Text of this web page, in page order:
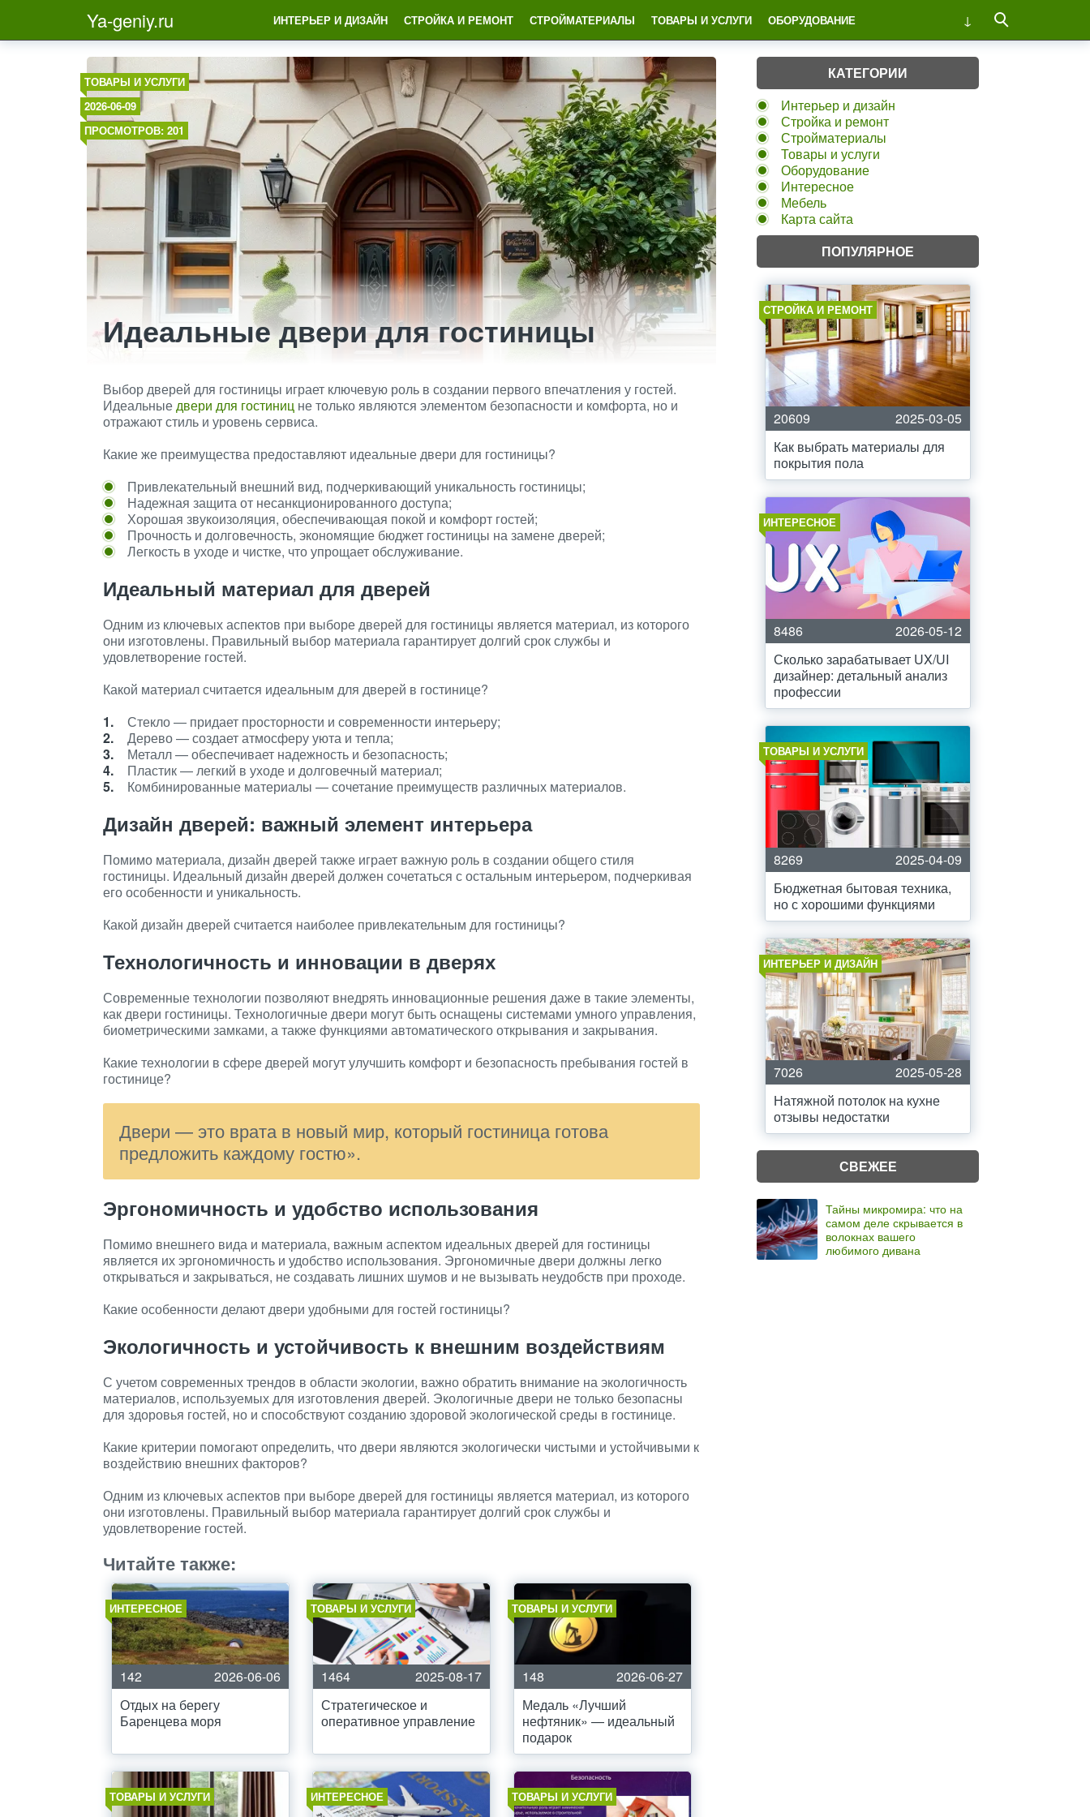
Ya-geniy.ru ИНТЕРЬЕР И ДИЗАЙН СТРОЙКА И РЕМОНТ СТРОЙМАТЕРИАЛЫ ТОВАРЫ И УСЛУГИ ОБОРУДОВАНИЕ
ТОВАРЫ И УСЛУГИ
2026-06-09
ПРОСМОТРОВ: 201
Идеальные двери для гостиницы
Выбор дверей для гостиницы играет ключевую роль в создании первого впечатления у гостей.
Идеальныедвери для гостиниц не только являются элементом безопасности и комфорта, но и
отражают стиль и уровень сервиса.
Какие же преимущества предоставляют идеальные двери для гостиницы?
Привлекательный внешний вид, подчеркивающий уникальность гостиницы;
Надежная защита от несанкционированного доступа;
Хорошая звукоизоляция, обеспечивающая покой и комфорт гостей;
Прочность и долговечность, экономящие бюджет гостиницы на замене дверей;
Легкость в уходе и чистке, что упрощает обслуживание.
Идеальный материал для дверей
Одним из ключевых аспектов при выборе дверей для гостиницы является материал, из которого
они изготовлены. Правильный выбор материала гарантирует долгий срок службы и
удовлетворение гостей.
Какой материал считается идеальным для дверей в гостинице?
Стекло — придает просторности и современности интерьеру;
Дерево — создает атмосферу уюта и тепла;
Металл — обеспечивает надежность и безопасность;
Пластик — легкий в уходе и долговечный материал;
Комбинированные материалы — сочетание преимуществ различных материалов.
Дизайн дверей: важный элемент интерьера
Помимо материала, дизайн дверей также играет важную роль в создании общего стиля
гостиницы. Идеальный дизайн дверей должен сочетаться с остальным интерьером, подчеркивая
его особенности и уникальность.
Какой дизайн дверей считается наиболее привлекательным для гостиницы?
Технологичность и инновации в дверях
Современные технологии позволяют внедрять инновационные решения даже в такие элементы,
как двери гостиницы. Технологичные двери могут быть оснащены системами умного управления,
биометрическими замками, а также функциями автоматического открывания и закрывания.
Какие технологии в сфере дверей могут улучшить комфорт и безопасность пребывания гостей в
гостинице?
Двери — это врата в новый мир, который гостиница готова
предложить каждому гостю».
Эргономичность и удобство использования
Помимо внешнего вида и материала, важным аспектом идеальных дверей для гостиницы
является их эргономичность и удобство использования. Эргономичные двери должны легко
открываться и закрываться, не создавать лишних шумов и не вызывать неудобств при проходе.
Какие особенности делают двери удобными для гостей гостиницы?
Экологичность и устойчивость к внешним воздействиям
С учетом современных трендов в области экологии, важно обратить внимание на экологичность
материалов, используемых для изготовления дверей. Экологичные двери не только безопасны
для здоровья гостей, но и способствуют созданию здоровой экологической среды в гостинице.
Какие критерии помогают определить, что двери являются экологически чистыми и устойчивыми к
воздействию внешних факторов?
Одним из ключевых аспектов при выборе дверей для гостиницы является материал, из которого
они изготовлены. Правильный выбор материала гарантирует долгий срок службы и
удовлетворение гостей.
Читайте также:
ИНТЕРЕСНОЕ
142
2026-06-06
Отдых на берегу
Баренцева моря
ТОВАРЫ И УСЛУГИ
1464
2025-08-17
Стратегическое и
оперативное управление
ТОВАРЫ И УСЛУГИ
148
2026-06-27
Медаль «Лучший
нефтяник» — идеальный
подарок
ТОВАРЫ И УСЛУГИ ИНТЕРЕСНОЕ ТОВАРЫ И УСЛУГИ
КАТЕГОРИИ
Интерьер и дизайн
Стройка и ремонт
Стройматериалы
Товары и услуги
Оборудование
Интересное
Мебель
Карта сайта
ПОПУЛЯРНОЕ
СТРОЙКА И РЕМОНТ
20609
2025-03-05
Как выбрать материалы для
покрытия пола
ИНТЕРЕСНОЕ
8486
2026-05-12
Сколько зарабатывает UX/UI
дизайнер: детальный анализ
профессии
ТОВАРЫ И УСЛУГИ
8269
2025-04-09
Бюджетная бытовая техника,
но с хорошими функциями
ИНТЕРЬЕР И ДИЗАЙН
7026
2025-05-28
Натяжной потолок на кухне
отзывы недостатки
СВЕЖЕЕ
Тайны микромира: что на
самом деле скрывается в
волокнах вашего
любимого дивана